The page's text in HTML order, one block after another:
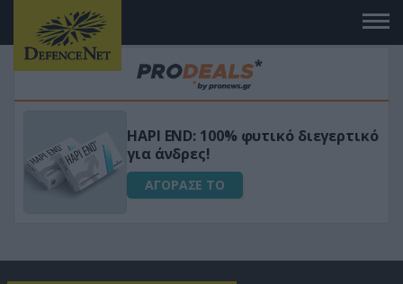
Μεταμόρφωσε τον κήπο σου με το
Ultra Box Μίνι Αλυσοπρίονο με
μπαταρία λιθίου
ΑΓΟΡΑΣΕ ΤΟ